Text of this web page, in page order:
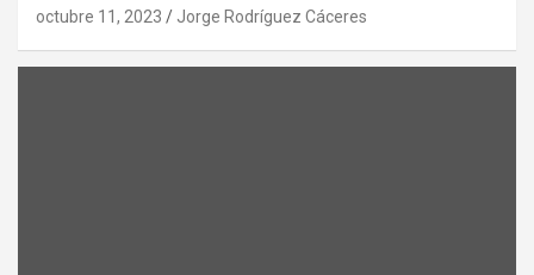
octubre 11, 2023 Jorge Rodríguez Cáceres